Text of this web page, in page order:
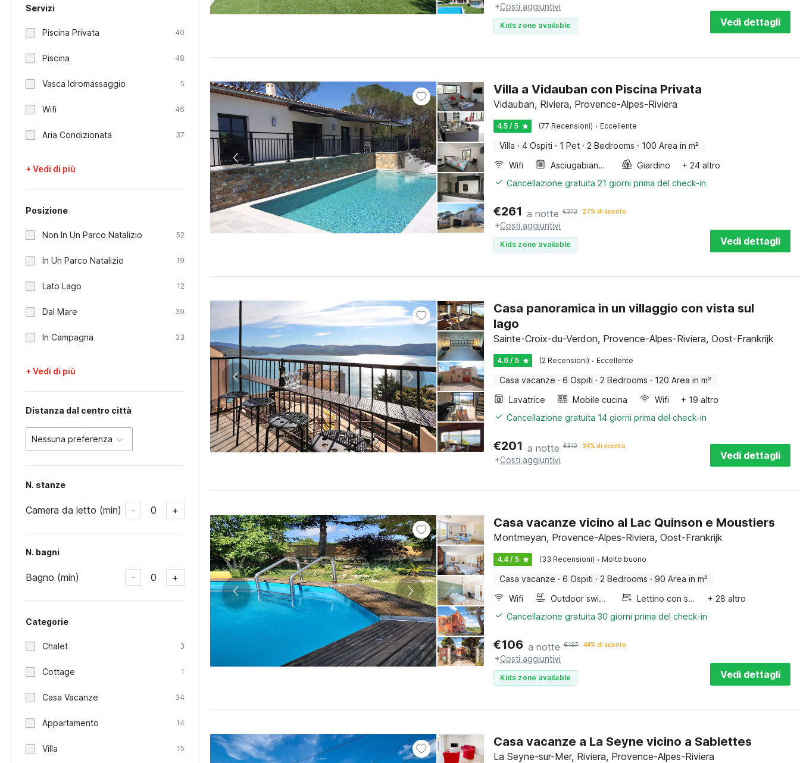
Servizi
Piscina Privata 40
Piscina 48
Vasca Idromassaggio 5
Wifi 46
Aria Condizionata 37
+ Vedi di più
Posizione
Non In Un Parco Natalizio 52
In Un Parco Natalizio 19
Lato Lago 12
Dal Mare 39
In Campagna 33
+ Vedi di più
Distanza dal centro città
Nessuna preferenza
N. stanze
Camera da letto (min) - 0 +
N. bagni
Bagno (min) - 0 +
Categorie
Chalet 3
Cottage 1
Casa Vacanze 34
Appartamento 14
Villa 15
+Costi aggiuntivi
Kids zone available Vedi dettagli
Villa a Vidauban con Piscina Privata
Vidauban, Riviera, Provence-Alpes-Riviera
4.5 / 5 (77 Recensioni) · Eccellente
Villa · 4 Ospiti · 1 Pet · 2 Bedrooms · 100 Area in m²
Wifi
Asciugabiancheria Giardino
+ 24 altro
Cancellazione gratuita 21 giorni prima del check-in
€261 a notte €373 27% di sconto
+Costi aggiuntivi
Kids zone available Vedi dettagli
Casa panoramica in un villaggio con vista sul
lago
Sainte-Croix-du-Verdon, Provence-Alpes-Riviera, Oost-Frankrijk
4.6 / 5 (2 Recensioni) · Eccellente
Casa vacanze · 6 Ospiti · 2 Bedrooms · 120 Area in m²
Lavatrice
Mobile cucina Wifi
+ 19 altro
Cancellazione gratuita 14 giorni prima del check-in
€201 a notte €312 34% di sconto
+Costi aggiuntivi Vedi dettagli
Casa vacanze vicino al Lac Quinson e Moustiers
Montmeyan, Provence-Alpes-Riviera, Oost-Frankrijk
4.4 / 5 (33 Recensioni) · Molto buono
Casa vacanze · 6 Ospiti · 2 Bedrooms · 90 Area in m²
Wifi
Outdoor swimming pool Lettino con sponde
+ 28 altro
Cancellazione gratuita 30 giorni prima del check-in
€106 a notte €197 44% di sconto
+Costi aggiuntivi
Kids zone available Vedi dettagli
Casa vacanze a La Seyne vicino a Sablettes
La Seyne-sur-Mer, Riviera, Provence-Alpes-Riviera